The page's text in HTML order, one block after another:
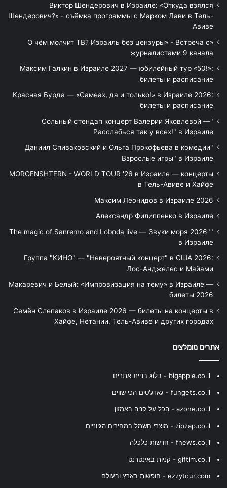
Виктор Шендерович в Израиле: «Откуда взялся
Шендерович?» - съёмка программы с Марком Лави в Тель-
Авиве
«О чём молчит ТВ? Израиль без цензуры» - Встреча с
журналистами 9 канала
Максим Галкин в Израиле 2027 — юбилейный тур «50!»:
билеты и расписание
Красная Бурда — «Самеах, да и только!» в Израиле 2026:
билеты и расписание
"Сольный стендап концерт Валерии Яковлевой —
Расслабься так у всех!" в Израиле
"Даниил Спиваковский и Ольга Прокофьева в комедии
Взрослые игры" в Израиле
MORGENSHTERN - WORLD TOUR '26 в Израиле — концерты
в Тель-Авиве и Хайфе
Максим Леонидов в Израиле 2026
Александр Филиппенко в Израиле
"The magic of Sanremo and Loboda live — Звуки моря 2026"
в Израиле
Группа "КИНО" — "Невероятный концерт" в США 2026:
Лос-Анджелес и Майами
Макаревич и Белый: «Импровизация на тему» в Израиле —
билеты 2026
Семён Слепаков в Израиле 2026 — билеты на концерты в
Хайфе, Нетании, Тель-Авиве и других городах
אתרים מומלצים
bigapple.co.il - בלוג בניית אתרים
fungets.co.il - גאדג'טים הכי שווים
azone.co.il - הכל על קניה באמזון
zipzap.co.il - מוצרי חשמל במחירים הגיוניים
fnews.co.il - חדשות כלכלה
giftim.co.il - קניות באינטרנט
ezzytour.com - חופשות בארץ ובעולם